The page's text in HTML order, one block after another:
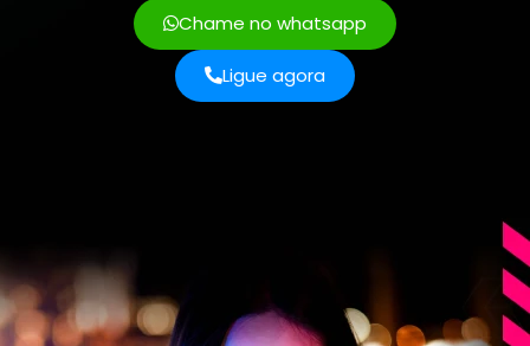
Chame no whatsapp
Ligue agora